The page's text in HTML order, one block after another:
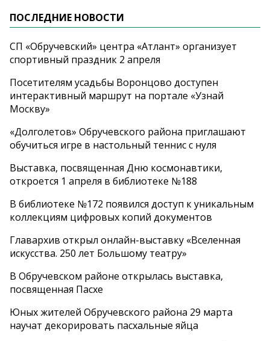
ПОСЛЕДНИЕ НОВОСТИ
СП «Обручевский» центра «Атлант» организует
спортивный праздник 2 апреля
Посетителям усадьбы Воронцово доступен
интерактивный маршрут на портале «Узнай
Москву»
«Долголетов» Обручевского района приглашают
обучиться игре в настольный теннис с нуля
Выставка, посвященная Дню космонавтики,
откроется 1 апреля в библиотеке №188
В библиотеке №172 появился доступ к уникальным
коллекциям цифровых копий документов
Главархив открыл онлайн-выставку «Вселенная
искусства. 250 лет Большому театру»
В Обручевском районе открылась выставка,
посвященная Пасхе
Юных жителей Обручевского района 29 марта
научат декорировать пасхальные яйца